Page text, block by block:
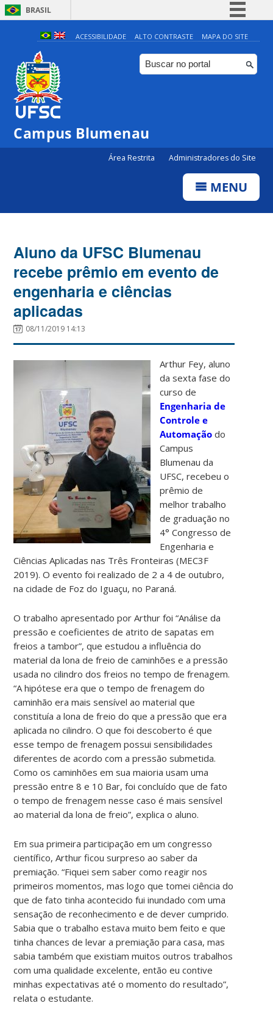
BRASIL
Simplifique!
Comunica BR
Participe
ACESSIBILIDADE ALTO CONTRASTE MAPA DO SITE
Campus Blumenau
Área Restrita Administradores do Site
MENU
Aluno da UFSC Blumenau
recebe prêmio em evento de
engenharia e ciências
aplicadas
08/11/2019 14:13
Arthur Fey, aluno
da sexta fase do
curso de
Engenharia de
Controle e
Automaçãodo
Campus
Blumenau da
UFSC, recebeu o
prêmio de
melhor trabalho
de graduação no
4° Congresso de
Engenharia e
Ciências Aplicadas nas Três Fronteiras (MEC3F
2019). O evento foi realizado de 2 a 4 de outubro,
na cidade de Foz do Iguaçu, no Paraná.
O trabalho apresentado por Arthur foi “Análise da
pressão e coeficientes de atrito de sapatas em
freios a tambor”, que estudou a influência do
material da lona de freio de caminhões e a pressão
usada no cilindro dos freios no tempo de frenagem.
“A hipótese era que o tempo de frenagem do
caminhão era mais sensível ao material que
constituía a lona de freio do que a pressão que era
aplicada no cilindro. O que foi descoberto é que
esse tempo de frenagem possui sensibilidades
diferentes de acordo com a pressão submetida.
Como os caminhões em sua maioria usam uma
pressão entre 8 e 10 Bar, foi concluído que de fato
o tempo de frenagem nesse caso é mais sensível
ao material da lona de freio”, explica o aluno.
Em sua primeira participação em um congresso
científico, Arthur ficou surpreso ao saber da
premiação. “Fiquei sem saber como reagir nos
primeiros momentos, mas logo que tomei ciência do
que de fato tinha acontecido fui inundado com uma
sensação de reconhecimento e de dever cumprido.
Sabia que o trabalho estava muito bem feito e que
tinha chances de levar a premiação para casa, mas
sabia também que existiam muitos outros trabalhos
com uma qualidade excelente, então eu contive
minhas expectativas até o momento do resultado”,
relata o estudante.